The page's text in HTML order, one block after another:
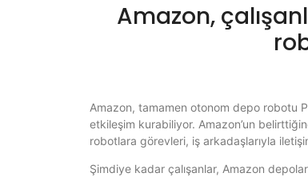
Amazon,
Amazon, tamamen otonom depo robotu
etkileşim kurabiliyor. Amazon’un
robotlara görevleri, iş arkadaşlarıyla
Şimdiye kadar çalışanlar, Amazon